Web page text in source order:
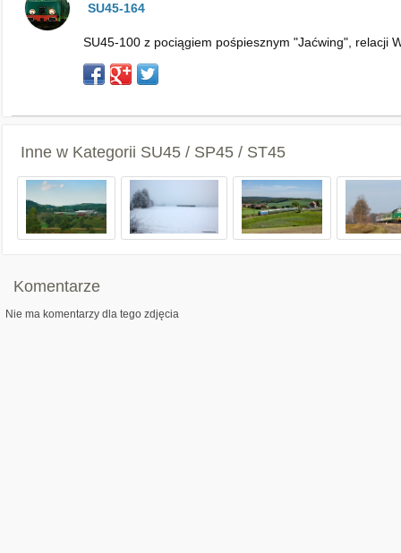
SU45-164
SU45-100 z pociągiem pośpiesznym "Jaćwing", relacji
Inne w Kategorii SU45 / SP45 / ST45
Komentarze
Nie ma komentarzy dla tego zdjęcia